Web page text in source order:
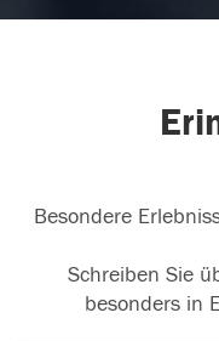
Besondere
Schreiben Sie
besonders in